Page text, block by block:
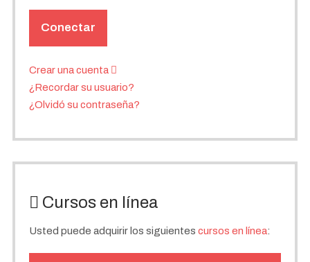
Conectar
Crear una cuenta
¿Recordar su usuario?
¿Olvidó su contraseña?
Cursos en línea
Usted puede adquirir los siguientes cursos en línea: